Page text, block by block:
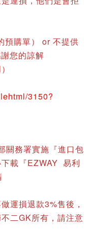
預購單） or 不提供
您的諒解
3150?
關務署實施『進口包
載『EZWAY 易利
運損退款3%售後，
二GK所有，請注意